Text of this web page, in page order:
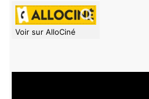
Voir sur AlloCiné